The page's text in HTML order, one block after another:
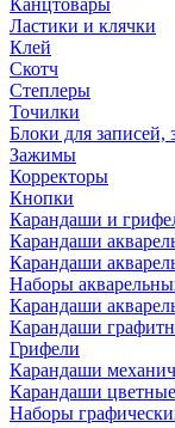
Канцтовары
Ластики и клячки
Клей
Скотч
Степлеры
Точилки
Блоки для записей,
Зажимы
Корректоры
Кнопки
Карандаши и
Карандаши
Карандаши
Наборы
Карандаши
Карандаши
Грифели
Карандаши
Карандаши цветные
Наборы